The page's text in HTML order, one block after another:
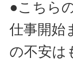
●こちら
仕事開始
の不安は